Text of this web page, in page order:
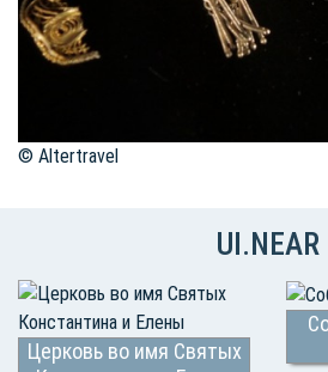
© Altertravel
UI.NEAR
Церковь во имя Святых